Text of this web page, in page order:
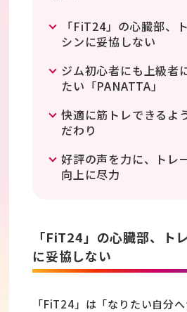
「FiT24」の心臓部、
シンに妥協しない
ジム初心者にも上級者
たい「PANATTA」
快適に筋トレできるよ
だわり
好評の声を力に、トレ
向上に尽力
「FiT24」の心臓部、ト
に妥協しない
「FiT24」は「なりたい自分